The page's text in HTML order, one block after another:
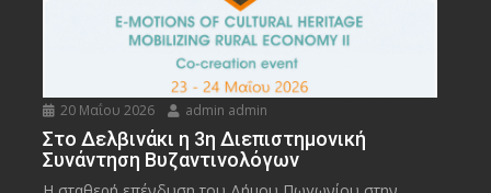
20 Μαΐου 2026 admin admin
Στο Δελβινάκι η 3η Διεπιστημονική
Συνάντηση Βυζαντινολόγων